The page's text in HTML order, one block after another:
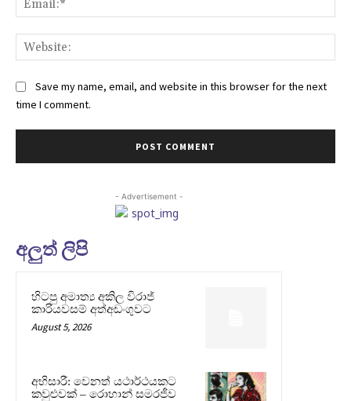
Save my name, email, and website in this browser for the next
time I comment.
- Advertisement -
අලුත් ලිපි
හිටපු අමාත්‍ය අකිල විරාජ්
කාරියවසම් අත්අඩංගුවට
August 5, 2026
අභිසාරී: වෙනත් යථාර්ථයකට
කවුළුවක් – රොහාන් සමරජීව